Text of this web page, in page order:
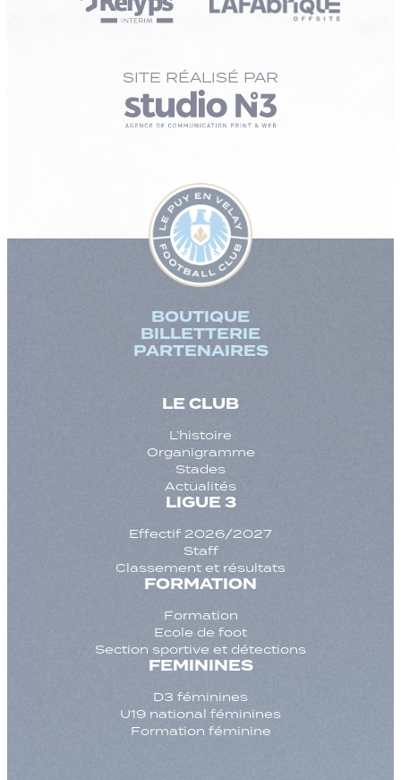
SITE RÉALISÉ PAR
BOUTIQUE
BILLETTERIE
PARTENAIRES
LE CLUB
L’histoire
Organigramme
Stades
Actualités
LIGUE 3
Effectif 2026/2027
Staff
Classement et résultats
FORMATION
Formation
Ecole de foot
Section sportive et détections
FEMININES
D3 féminines
U19 national féminines
Formation féminine